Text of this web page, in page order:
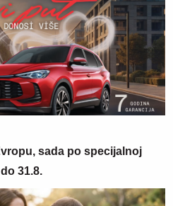
sada po specijalnoj
31.8.